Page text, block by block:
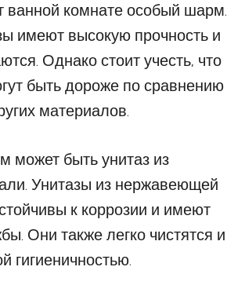
ванной комнате особый шарм.
имеют высокую прочность и
Однако стоит учесть, что
быть дороже по сравнению
материалов.
может быть унитаз из
Унитазы из нержавеющей
к коррозии и имеют
Они также легко чистятся и
гигиеничностью.